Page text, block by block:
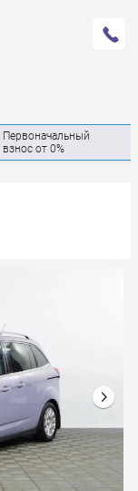
Первоначальный
взнос от 0%